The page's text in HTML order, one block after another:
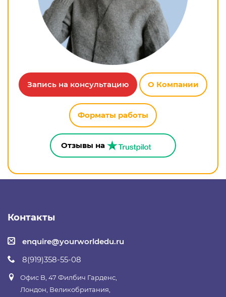
Запись на консультацию О Компании
Форматы работы
Отзывы на
Контакты
enquire@yourworldedu.ru
8(919)358-55-08
Офис B, 47 Филбич Гарденс,
Лондон, Великобритания,